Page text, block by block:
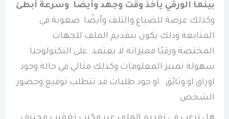
بينما الورقي يأخذ وقت وجهد وأيضًا وسرعة أبطئ
وكذلك عرضة للضياع والتلف وأيضًا صعوبة في
المتابعة وذلك يكون بتقديم الملف للجهات
المختصة ورقيًا مميزاته لا يعتمد على التكنولوجيا
سهولة تمييز المعلومات وكذلك مثالي في حالة وجود
اوراق او وثائق او جود طلبات قد تتطلب توقيع وحضور
الشخص